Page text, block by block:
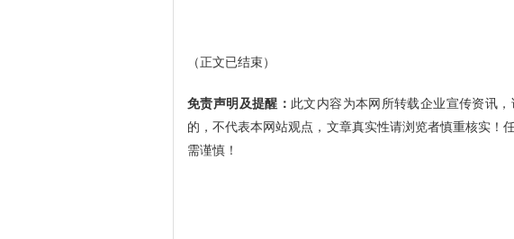
（正文已结束）
免责声明及提醒： 此文内容为本网所转载企业宣传资讯
的，不代表本网站观点，文章真实性请浏览者慎重核实！
需谨慎！